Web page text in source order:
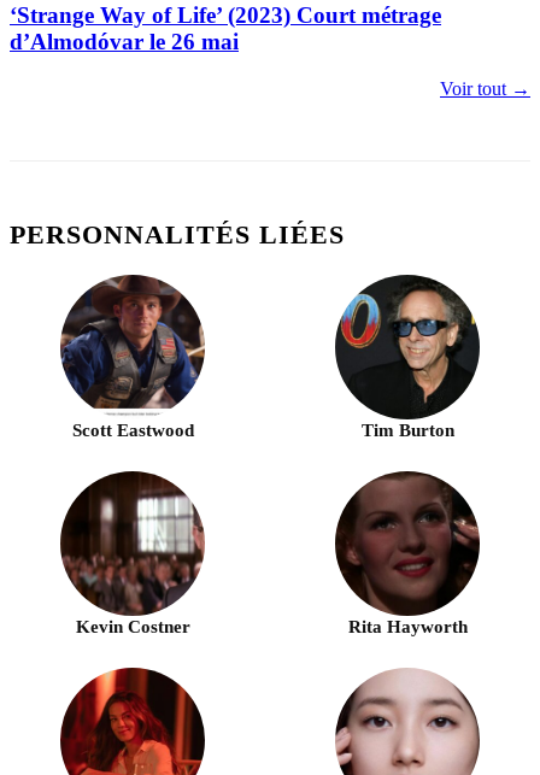
‘Strange Way of Life’ (2023) Court métrage
d’Almodóvar le 26 mai
Voir tout →
PERSONNALITÉS LIÉES
Scott Eastwood Tim Burton
Kevin Costner Rita Hayworth